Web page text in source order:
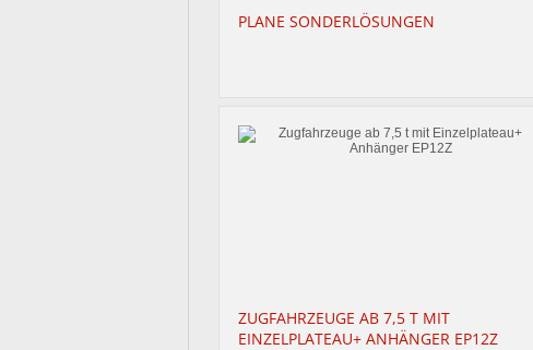
PLANE SONDERLÖSUNGEN
ZUGFAHRZEUGE AB 7,5 T MIT
EINZELPLATEAU+ ANHÄNGER EP12Z